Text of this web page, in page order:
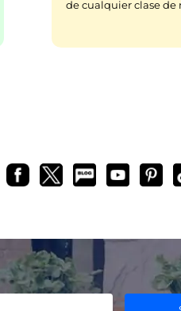
de cualquier clase de